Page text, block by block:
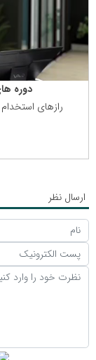
دوره
رازهای
ارسال نظر